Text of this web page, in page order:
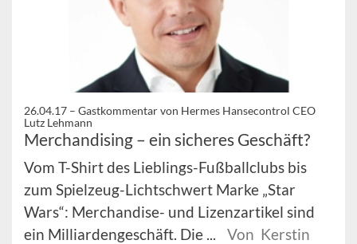
26.04.17 – Gastkommentar von Hermes Hansecontrol CEO
Lutz Lehmann
Merchandising – ein sicheres Geschäft?
Vom T-Shirt des Lieblings-Fußballclubs bis
zum Spielzeug-Lichtschwert Marke „Star
Wars“: Merchandise- und Lizenzartikel sind
ein Milliardengeschäft. Die ...
Von Kerstin